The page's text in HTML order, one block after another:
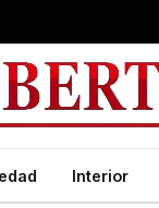
Interior